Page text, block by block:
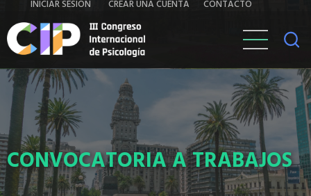
al
contenido
principal
Contacto
CONTACTO
Iniciar
sesión
INICIAR SESIÓN CREAR UNA CUENTA
CONVOCATORIA A TRABAJOS